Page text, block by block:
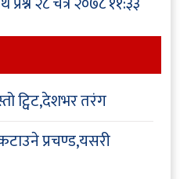
ट्विट,देशभर तरंग
प्रचण्ड,यसरी